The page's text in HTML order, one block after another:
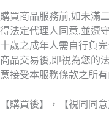
購買商品服務前,如未滿
得法定代理人同意,並遵
十歲之成年人需自行負
商品交易後,即視為您的
意接受本服務條款之所
【購買後】，【視同同